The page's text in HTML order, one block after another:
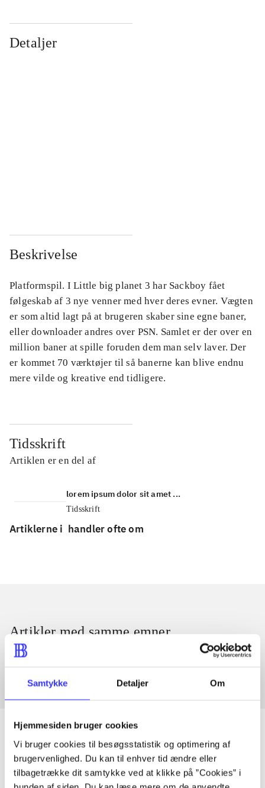
Samtykke Detaljer Om
Hjemmesiden bruger cookies
Vi bruger cookies til besøgsstatistik og optimering af
brugervenlighed. Du kan til enhver tid ændre eller
tilbagetrække dit samtykke ved at klikke på ”Cookies” i
Detaljer
Beskrivelse
Platformspil. I Little big planet 3 har Sackboy fået
følgeskab af 3 nye venner med hver deres evner. Vægten
er som altid lagt på at brugeren skaber sine egne baner,
eller downloader andres over PSN. Samlet er der over en
million baner at spille foruden dem man selv laver. Der
er kommet 70 værktøjer til så banerne kan blive endnu
mere vilde og kreative end tidligere.
Tidsskrift
Artiklen er en del af
lorem ipsum dolor sit amet ...
Tidsskrift
Artiklerne i handler ofte om
Artikler med samme emner
Fra
Artikler
Alle registrerede artikler fordelt på udgivelser